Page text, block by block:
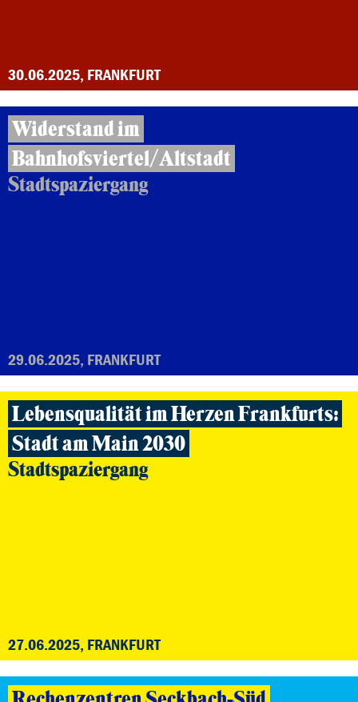
30.06.2025, FRANKFURT
Widerstand im
Bahnhofsviertel/Altstadt
Stadtspaziergang
29.06.2025, FRANKFURT
Lebensqualität im Herzen Frankfurts:
Stadt am Main 2030
Stadtspaziergang
27.06.2025, FRANKFURT